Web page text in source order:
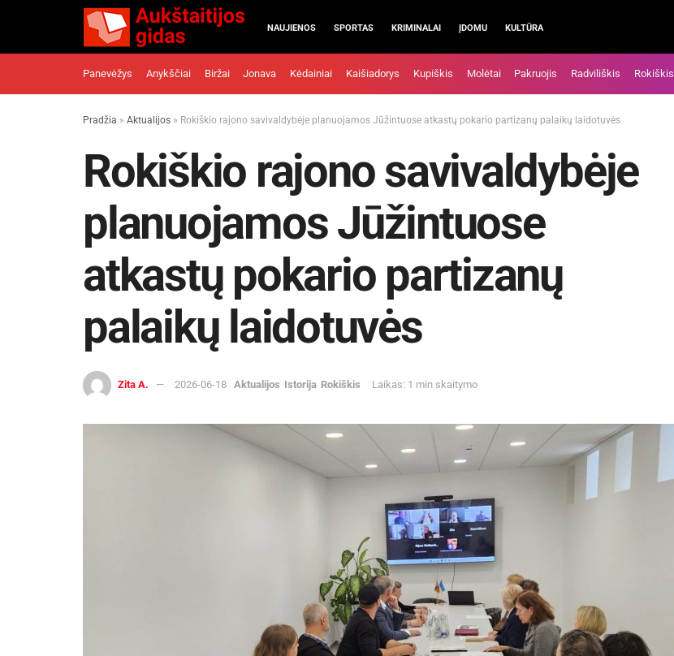
NAUJIENOS SPORTAS KRIMINALAI ĮDOMU KULTŪRA
Panevėžys Anykščiai Biržai Jonava Kėdainiai Kaišiadorys Kupiškis Molėtai Pakruojis Radviliškis Rokiškis
Pradžia » Aktualijos » Rokiškio rajono savivaldybėje planuojamos Jūžintuose atkastų pokario partizanų palaikų laidotuvės
Rokiškio rajono savivaldybėje
planuojamos Jūžintuose
atkastų pokario partizanų
palaikų laidotuvės
Zita A. 2026-06-18 Aktualijos Istorija Rokiškis Laikas: 1 min skaitymo